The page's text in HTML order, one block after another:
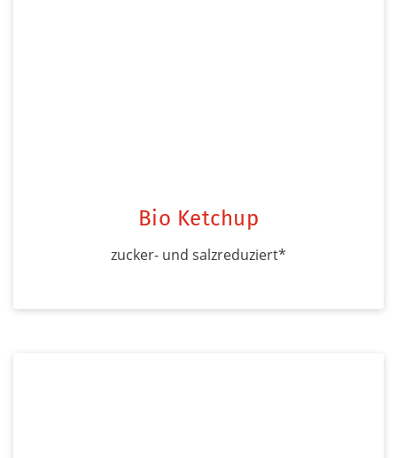
Bio Ketchup
zucker- und salzreduziert*